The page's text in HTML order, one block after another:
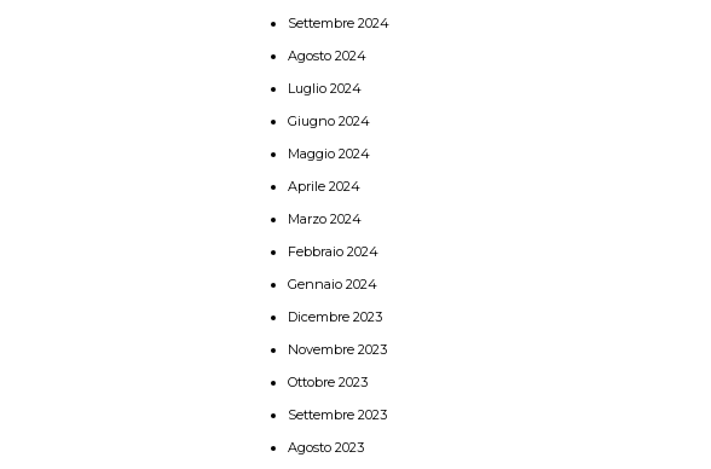
Settembre 2024
Agosto 2024
Luglio 2024
Giugno 2024
Maggio 2024
Aprile 2024
Marzo 2024
Febbraio 2024
Gennaio 2024
Dicembre 2023
Novembre 2023
Ottobre 2023
Settembre 2023
Agosto 2023